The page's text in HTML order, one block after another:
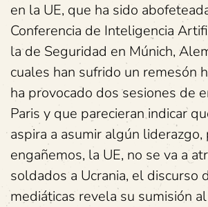
en la UE, que ha sido
Conferencia de Inteligencia
la de Seguridad en Múnich,
cuales han sufrido un remesón
ha provocado dos sesiones de
Paris y que parecieran indicar
aspira a asumir algún liderazgo,
engañemos, la UE, no se va a
soldados a Ucrania, el discurso
mediáticas revela su sumisión